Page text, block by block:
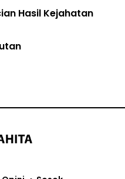
Hasil Kejahatan